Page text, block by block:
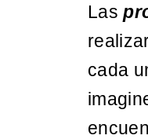
Las
cada